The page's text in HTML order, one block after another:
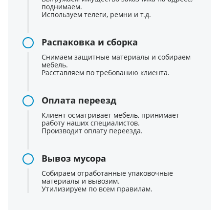
поднимаем.
Используем телеги, ремни и т.д.
Распаковка и сборка
Снимаем защитные материалы и собираем
мебель.
Расставляем по требованию клиента.
Оплата переезд
Клиент осматривает мебель, принимает
работу наших специалистов.
Производит оплату переезда.
Вывоз мусора
Собираем отработанные упаковочные
материалы и вывозим.
Утилизируем по всем правилам.